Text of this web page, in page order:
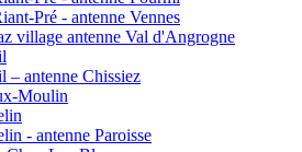
Pré - antenne Vennes
village antenne Val d'Angrogne
– antenne Chissiez
Moulin
- antenne Paroisse